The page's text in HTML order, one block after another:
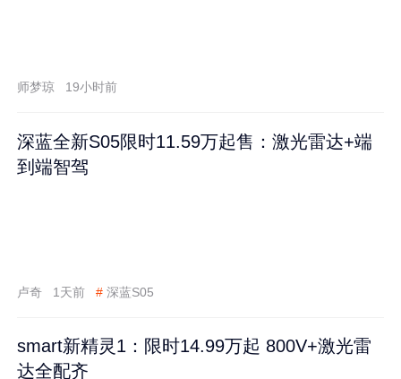
师梦琼 19小时前
深蓝全新S05限时11.59万起售：激光雷达+端
到端智驾
卢奇 1天前 # 深蓝S05
smart新精灵1：限时14.99万起 800V+激光雷
达全配齐